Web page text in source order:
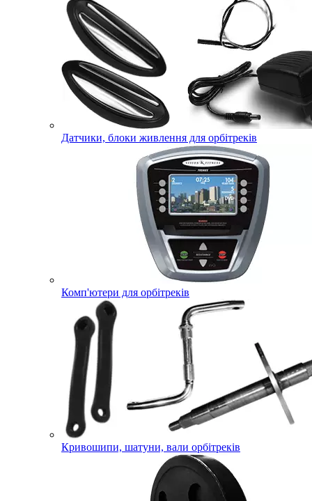
Датчики, блоки живлення для орбітреків
Комп'ютери для орбітреків
Кривошипи, шатуни, вали орбітреків